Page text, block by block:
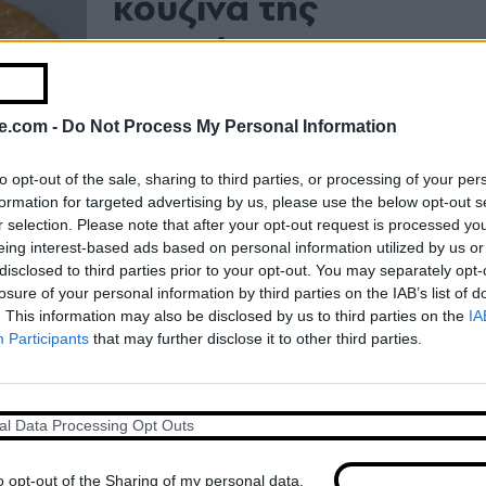
- Do Not Process My Personal Information
opt-out of the sale, sharing to third parties, or processing of your
for targeted advertising by us, please use the below opt-out
selection. Please note that after your opt-out request is processed
interest-based ads based on personal information utilized by us
to third parties prior to your opt-out. You may separately
of your personal information by third parties on the IAB’s list of
This information may also be disclosed by us to third parties on the
Participants that may further disclose it to other third parties.
Data Processing Opt Outs
opt-out of the Sharing of my personal data.
Δυτικής
καλύτερά της
Η Θεσσαλονίκη δε χαμπαριάζει.
Οδηγεί 165 χιλιόμετρα για να φάει
λουκούλλεια
Λιτόχωρο: Όταν οι
Θεσσαλονικείς
«προδίδουν» τη
Βάσω Βλαχοπούλου | 13.07.2026